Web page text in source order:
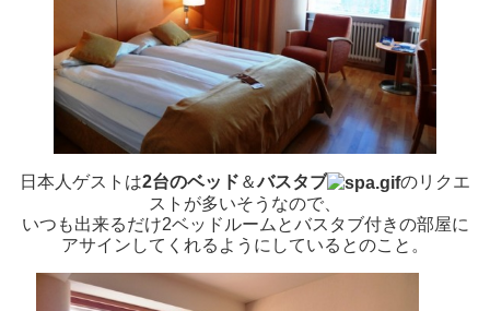
日本人ゲストは2台のベッド ＆バスタブ
のリクエ
ストが多いそうなので、
いつも出来るだけ2ベッドルームとバスタブ付きの部屋に
アサインしてくれるようにしているとのこと。